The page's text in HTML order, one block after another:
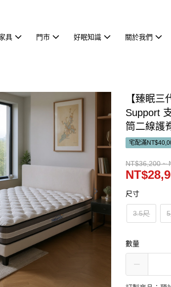
具 門市 好眠知識 關於我們
【臻眠
Support
筒二線護
宅配滿
NT$36,200 ~
尺寸
3.5尺
數量